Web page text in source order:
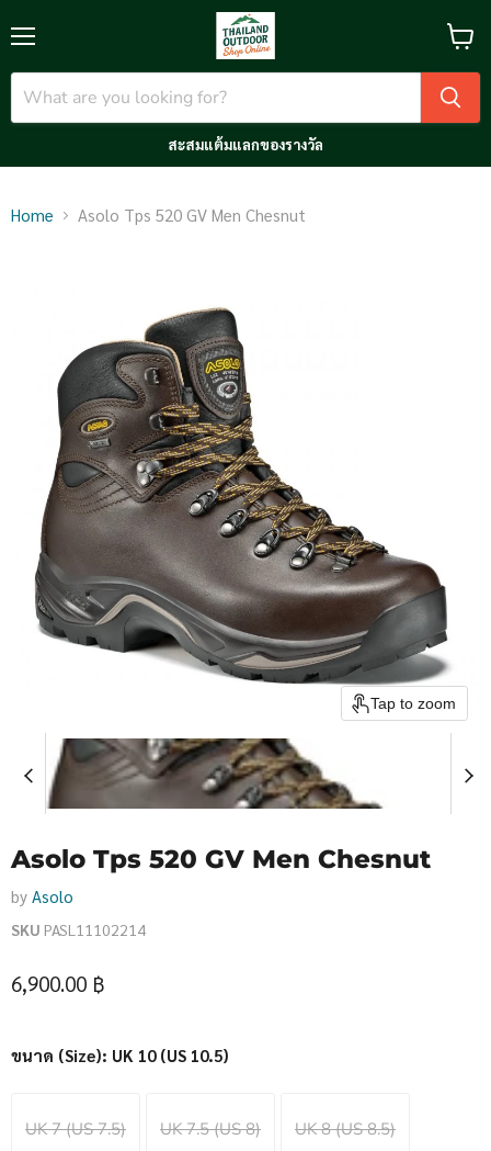
Menu
สะสมแต้มแลกของรางวัล
View
Home Asolo Tps 520 GV Men Chesnut
Tap to zoom
Asolo Tps 520 GV Men Chesnut
by Asolo
SKU PASL11102214
Current price
6,900.00 ฿
ขนาด (Size): UK 10 (US 10.5)
UK 7 (US 7.5) UK 7.5 (US 8) UK 8 (US 8.5)